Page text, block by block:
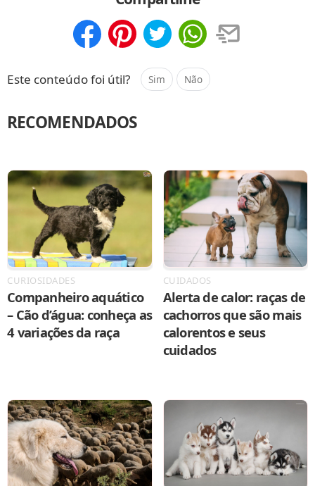
Este conteúdo foi útil? Sim Não
RECOMENDADOS
CURIOSIDADES
Companheiro aquático
– Cão d’água: conheça as
4 variações da raça
CUIDADOS
Alerta de calor: raças de
cachorros que são mais
calorentos e seus
cuidados